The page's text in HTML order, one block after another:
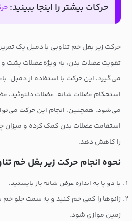
حرکات بیشتر را اینجا ببینید:
حرکت زیر بغل خم تناوبی با دمبل یک
تقویت عضلات بدن، به ویژه عضلات پشت و
می‌گیرد. این حرکت با استفاده از دمبل،
استحکام عضلات شانه، عضلات دلتوئید،
می‌شود. همچنین، انجام این حرکت
استقامت عضلات بدن کمک کرده و میزان
را کاهش دهد.
نحوه انجام حرکت زیر بغل خم
با دو پا به اندازه عرض شانه باز بایستید.
زانوها را کمی خم کنید و به سمت جلو خم
زمین موازی شود.